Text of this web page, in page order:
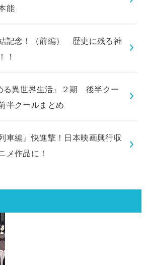
能
記念！（前編） 歴史に残る神
！
る異世界生活』２期 後半クー
半クールまとめ
車編』快進撃！日本映画興行収
メ作品に！